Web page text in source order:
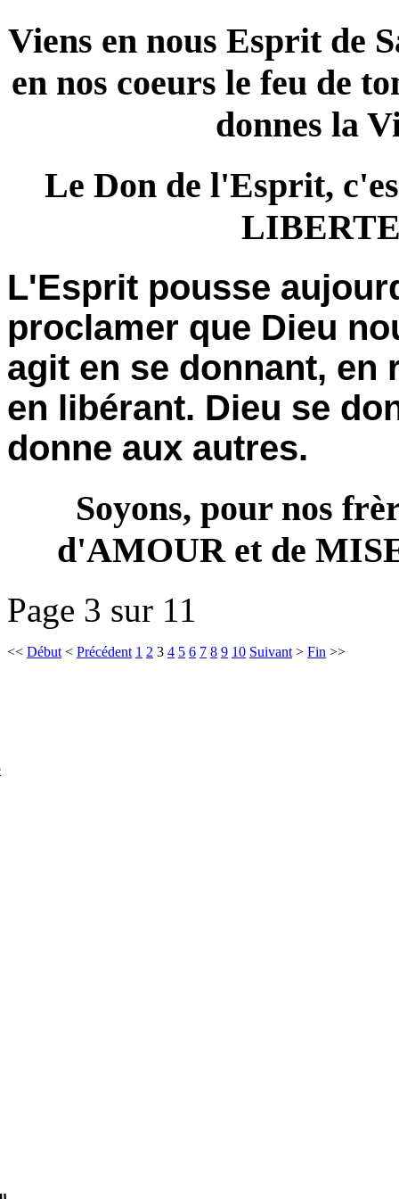
Viens en nous Esprit de
en nos coeurs le feu de
donnes la
Le Don de l'Esprit,
L'Esprit pousse
proclamer que Dieu
agit en se donnant, en
en libérant. Dieu se
donne aux autres.
Soyons, pour nos
d'AMOUR et de
Page 3 sur 11
<< Début< Précédent 1 2 3 4 5 6 7 8 9 10 Suivant> Fin >>